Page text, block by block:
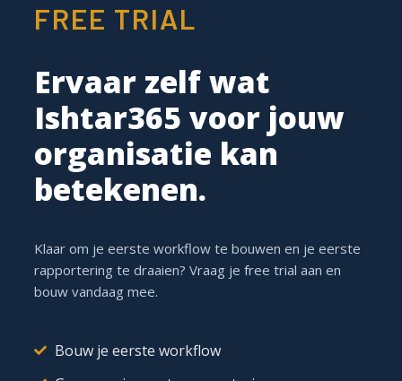
verhuur beschikken vaak over een sterk ERP-systeem
voor de financiële verwerking, maar het
documentenbeheer blijft een blinde vlek.
Webinar | Professioneel
ledenbeheer voor
FREE TRIAL
Ervaar zelf wat
Ishtar365 voor jouw
organisatie kan
betekenen.
Klaar om je eerste workflow te bouwen en je eerste
rapportering te draaien? Vraag je free trial aan en
bouw vandaag mee.
Bouw je eerste workflow